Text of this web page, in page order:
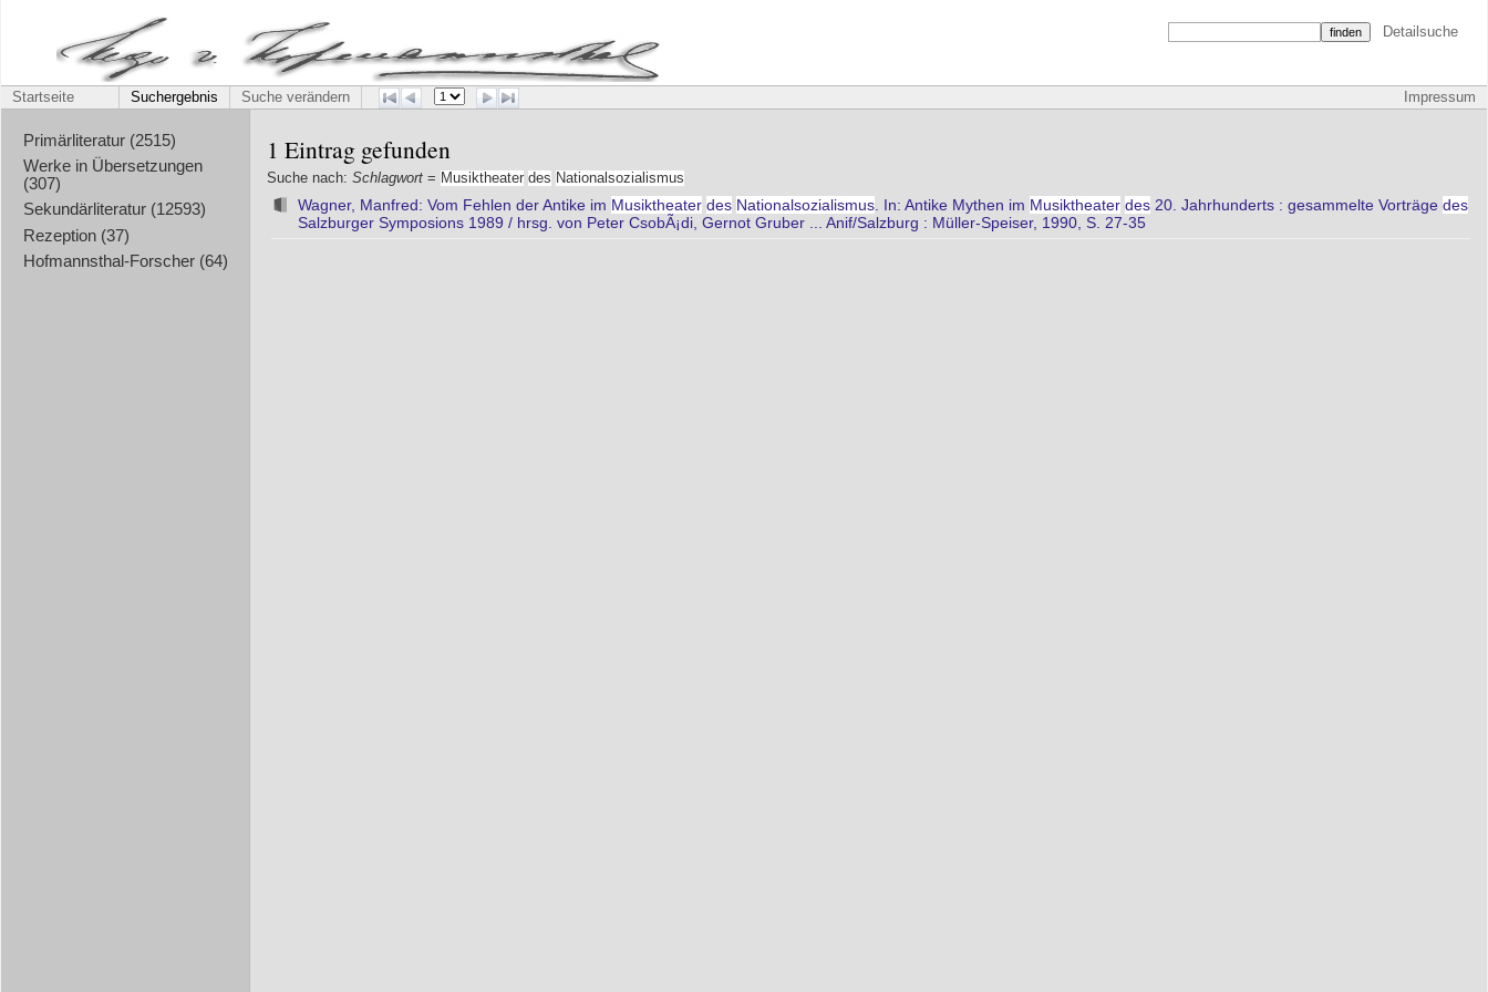
Detailsuche
Impressum
Startseite Suchergebnis Suche verändern
Primärliteratur (2515)
Werke in Übersetzungen
(307)
Sekundärliteratur (12593)
Rezeption (37)
Hofmannsthal-Forscher (64)
1 Eintrag gefunden
Suche nach: Schlagwort = Musiktheater des Nationalsozialismus
Wagner, Manfred: Vom Fehlen der Antike im Musiktheater des Nationalsozialismus. In: Antike Mythen im Musiktheater des 20. Jahrhunderts : gesammelte Vorträge des
Salzburger Symposions 1989 / hrsg. von Peter CsobÃ¡di, Gernot Gruber ... Anif/Salzburg : Müller-Speiser, 1990, S. 27-35